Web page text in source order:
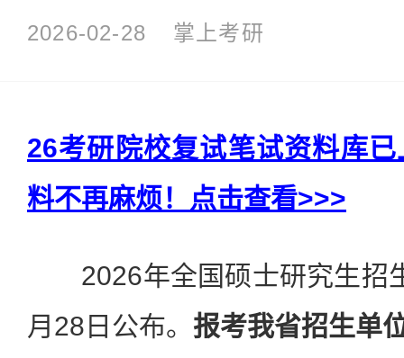
2026-02-28 掌上考研
26考研院校复试笔试资料库
料不再麻烦！点击查看>>>
2026年全国硕士研究生招
月28日公布。 报考我省招生单